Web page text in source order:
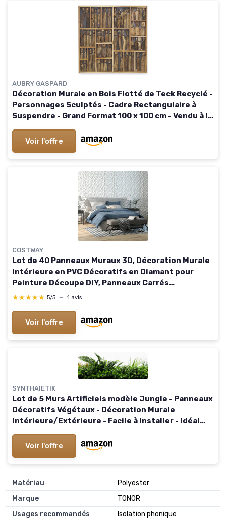
AUBRY GASPARD
Décoration Murale en Bois Flotté de Teck Recyclé -
Personnages Sculptés - Cadre Rectangulaire à
Suspendre - Grand Format 100 x 100 cm - Vendu à la
Voir l'offre
COSTWAY
Lot de 40 Panneaux Muraux 3D, Décoration Murale
Intérieure en PVC Décoratifs en Diamant pour
Peinture Découpe DIY, Panneaux Carrés
Autocollants 50 x 50 cm (10 ㎡,Blanc) 10 ㎡ Blanc
★★★★★
★★★★★ 5/5 — 1 avis
Voir l'offre
SYNTHAIETIK
Lot de 5 Murs Artificiels modèle Jungle - Panneaux
Décoratifs Végétaux - Décoration Murale
Intérieure/Extérieure - Facile à Installer - Idéal
Voir l'offre
Matériau
Polyester
Marque
TONOR
Usages recommandés
Isolation phonique